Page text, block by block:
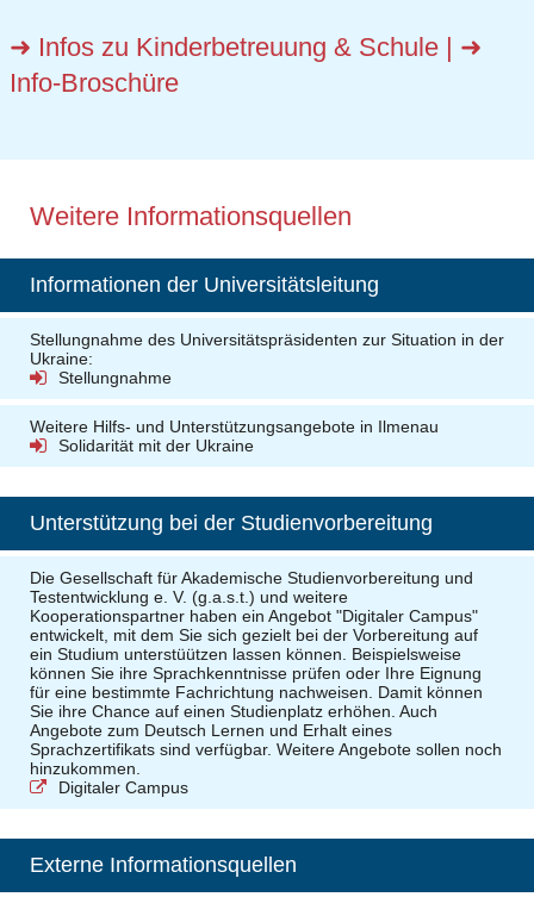
➜ Infos zu Kinderbetreuung & Schule | ➜
Info-Broschüre
Weitere Informationsquellen
Informationen der Universitätsleitung
Stellungnahme des Universitätspräsidenten zur Situation in der
Ukraine:
Stellungnahme
Weitere Hilfs- und Unterstützungsangebote in Ilmenau
Solidarität mit der Ukraine
Unterstützung bei der Studienvorbereitung
Die Gesellschaft für Akademische Studienvorbereitung und
Testentwicklung e. V. (g.a.s.t.) und weitere
Kooperationspartner haben ein Angebot "Digitaler Campus"
entwickelt, mit dem Sie sich gezielt bei der Vorbereitung auf
ein Studium unterstüützen lassen können. Beispielsweise
können Sie ihre Sprachkenntnisse prüfen oder Ihre Eignung
für eine bestimmte Fachrichtung nachweisen. Damit können
Sie ihre Chance auf einen Studienplatz erhöhen. Auch
Angebote zum Deutsch Lernen und Erhalt eines
Sprachzertifikats sind verfügbar. Weitere Angebote sollen noch
hinzukommen.
Digitaler Campus
Externe Informationsquellen